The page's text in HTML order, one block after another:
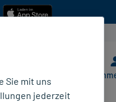
Sie mit uns
jederzeit